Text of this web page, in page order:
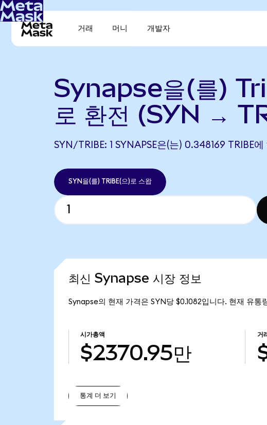
거래 머니 개발자
Synapse을(를)
로 환전 (SYN →
SYN/TRIBE: 1 SYNAPSE은(는) 0.348169 TRIBE
SYN을(를) TRIBE(으)로 스왑
최신 Synapse 시장 정보
Synapse의 현재 가격은 SYN당 $0.1082입니다. 현재 유
시가총액
$2370.95만
거
통계 더 보기